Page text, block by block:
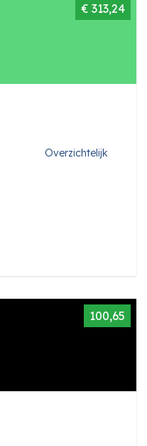
€ 313,24
Overzichtelijk
100,65